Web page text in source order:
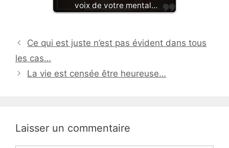
voix de votre mental…
Ce qui est juste n’est pas évident dans tous
les cas…
La vie est censée être heureuse…
Laisser un commentaire